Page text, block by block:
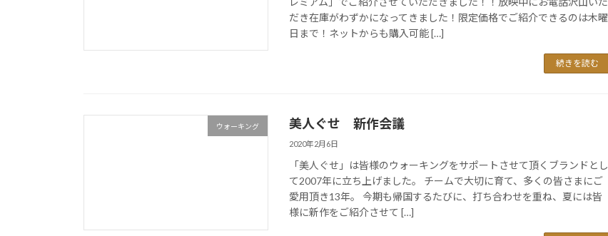
だき在庫がわずかになってきました！限定価格でご紹介できるのは木曜
日まで！ネットからも購入可能 […]
続きを読む
ウォーキング 美人ぐせ 新作会議
2020年2月6日
「美人ぐせ」は皆様のウォーキングをサポートさせて頂くブランドとし
て2007年に立ち上げました。 チームで大切に育て、多くの皆さまにご
愛用頂き13年。 今期も帰国するたびに、打ち合わせを重ね、夏には皆
様に新作をご紹介させて […]